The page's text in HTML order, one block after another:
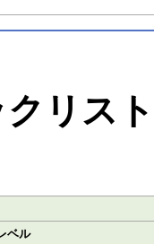
リスト
ベル